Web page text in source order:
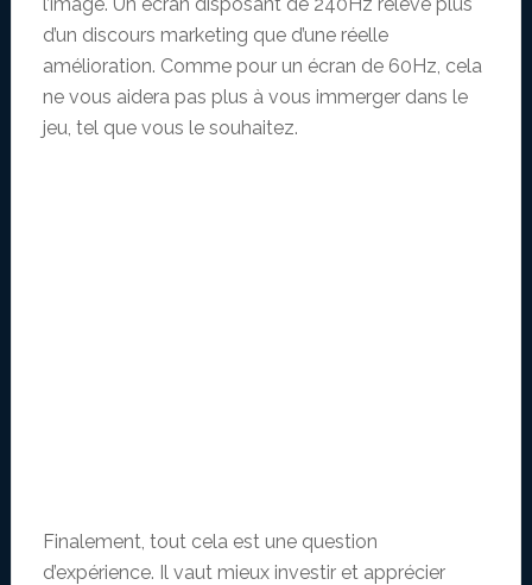
d’un discours marketing que d’une réelle
amélioration. Comme pour un écran de 60Hz, cela
ne vous aidera pas plus à vous immerger dans le
jeu, tel que vous le souhaitez.
Finalement, tout cela est une question
d’expérience. Il vaut mieux investir et apprécier